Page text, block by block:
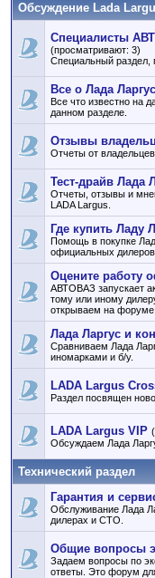
Обсуждение Lada
Специалисты
(просматривают: 3)
Специальный
Все о Лада Ларгус
Все что известно на
данном разделе.
Отзывы
Отчеты от
Тест-драйв Лада
Отчеты, отзывы и
LADA Largus.
Где купить Ладу
Помощь в покупке
официальных дилеров
Оцените работу
АВТОВАЗ запускает
тому или иному
открываем на форуме
Лада Ларгус и
Сравниваем Лада
иномарками и б/у.
LADA Largus
Раздел посвящен
LADA Largus VIP
Обсуждаем Лада
Технический раздел
Гарантия и
Обслуживание Лада
дилерах и СТО.
Общие вопросы
Задаем вопросы по
ответы. Это форум